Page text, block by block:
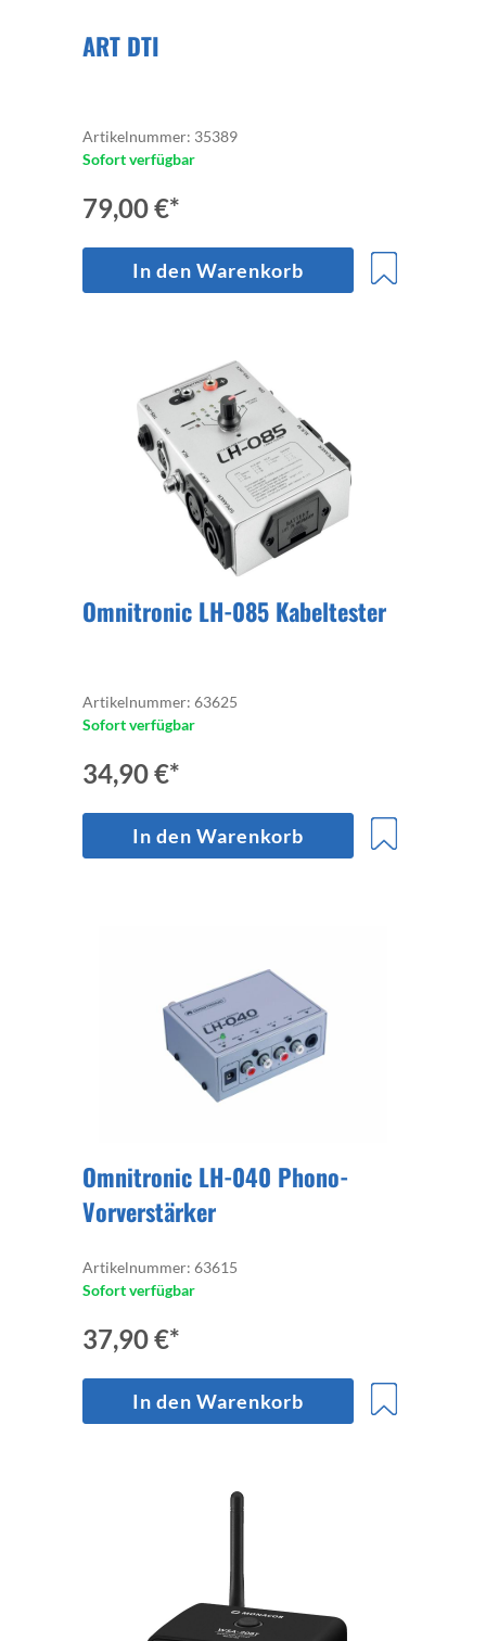
ART DTI
Artikelnummer: 35389
Sofort verfügbar
79,00 €*
In den Warenkorb
Omnitronic LH-085 Kabeltester
Artikelnummer: 63625
Sofort verfügbar
34,90 €*
In den Warenkorb
Omnitronic LH-040 Phono-
Vorverstärker
Artikelnummer: 63615
Sofort verfügbar
37,90 €*
In den Warenkorb